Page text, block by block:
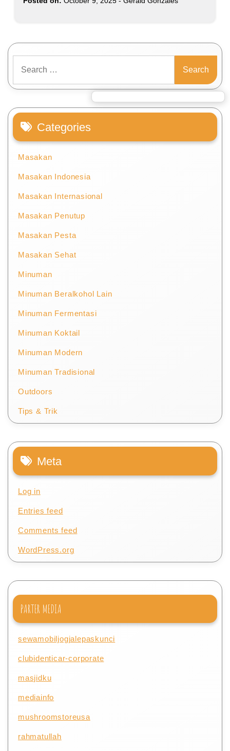
for:
Categories
Masakan
Masakan Indonesia
Masakan Internasional
Masakan Penutup
Masakan Pesta
Masakan Sehat
Minuman
Minuman Beralkohol Lain
Minuman Fermentasi
Minuman Koktail
Minuman Modern
Minuman Tradisional
Outdoors
Tips & Trik
Meta
Log in
Entries feed
Comments feed
WordPress.org
PARTER MEDIA
sewamobiljogjalepaskunci
clubidenticar-corporate
masjidku
mediainfo
mushroomstoreusa
rahmatullah